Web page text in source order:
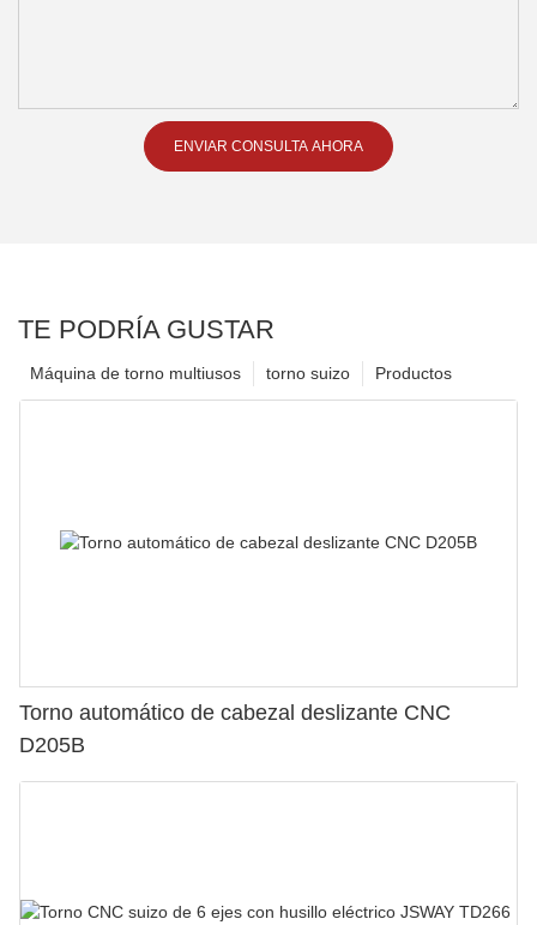
ENVIAR CONSULTA AHORA
TE PODRÍA GUSTAR
Productos
torno suizo
Máquina de torno multiusos
Torno automático de cabezal deslizante CNC
D205B